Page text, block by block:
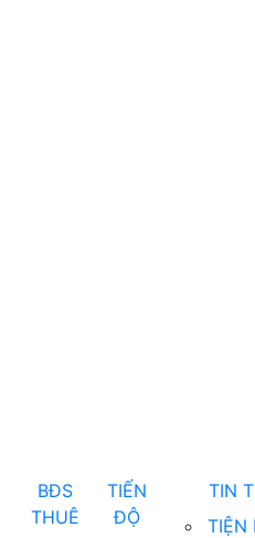
BĐS
THUÊ
TIẾN
ĐỘ
TIN
TIỆN